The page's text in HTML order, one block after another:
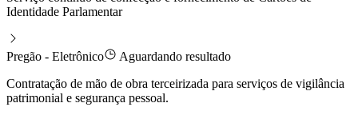
Identidade Parlamentar
Pregão - Eletrônico
Aguardando resultado
Contratação de mão de obra terceirizada para serviços de vigilância
patrimonial e segurança pessoal.